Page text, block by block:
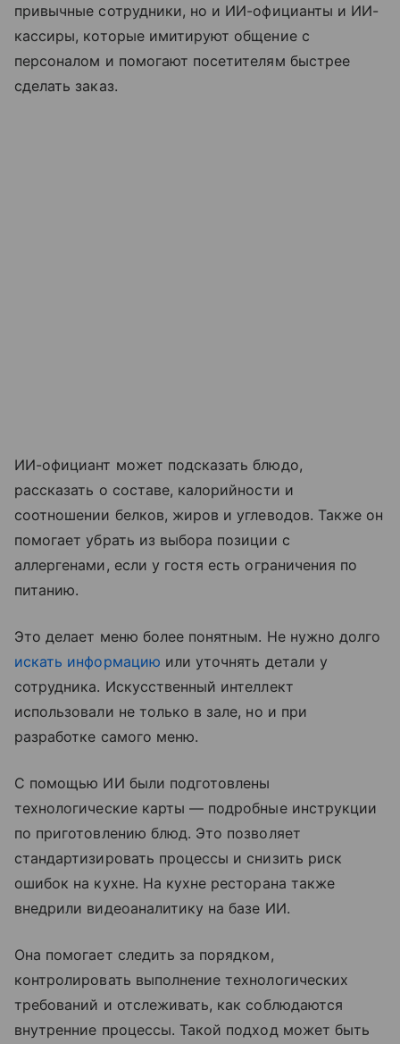
привычные сотрудники, но и ИИ-официанты и ИИ-
кассиры, которые имитируют общение с
персоналом и помогают посетителям быстрее
сделать заказ.
ИИ-официант может подсказать блюдо,
рассказать о составе, калорийности и
соотношении белков, жиров и углеводов. Также он
помогает убрать из выбора позиции с
аллергенами, если у гостя есть ограничения по
питанию.
Это делает меню более понятным. Не нужно долго
искать информацию или уточнять детали у
сотрудника. Искусственный интеллект
использовали не только в зале, но и при
разработке самого меню.
С помощью ИИ были подготовлены
технологические карты — подробные инструкции
по приготовлению блюд. Это позволяет
стандартизировать процессы и снизить риск
ошибок на кухне. На кухне ресторана также
внедрили видеоаналитику на базе ИИ.
Она помогает следить за порядком,
контролировать выполнение технологических
требований и отслеживать, как соблюдаются
внутренние процессы. Такой подход может быть